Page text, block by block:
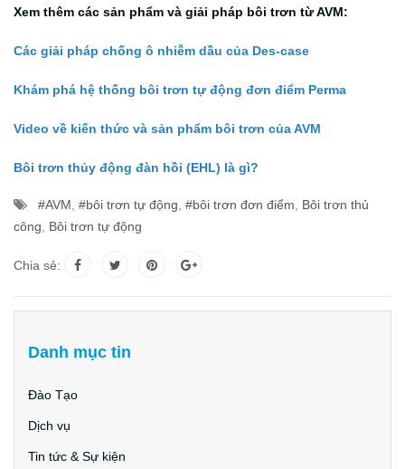
Xem thêm các sản phẩm và giải pháp bôi trơn từ AVM:
Các giải pháp chống ô nhiễm dầu của Des-case
Khám phá hệ thống bôi trơn tự động đơn điểm Perma
Video về kiến thức và sản phẩm bôi trơn của AVM
Bôi trơn thủy động đàn hồi (EHL) là gì?
#AVM #bôi trơn tự động #bôi trơn đơn điểm
Bôi trơn thủ
công
Bôi trơn tự động
Chia sẻ:
Danh mục tin
Đào Tạo
Dịch vụ
Tin tức & Sự kiện